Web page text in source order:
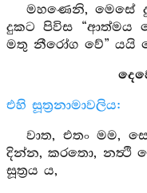
මහණෙනි,
දුකට පිවිස
මතු නීරෝග වේ” යයි
එහි සූත්‍රනාමාවලිය:
වාත, එතං මම,
දින්න, කරතො, නත්‍ථි
සූත්‍රය ය,